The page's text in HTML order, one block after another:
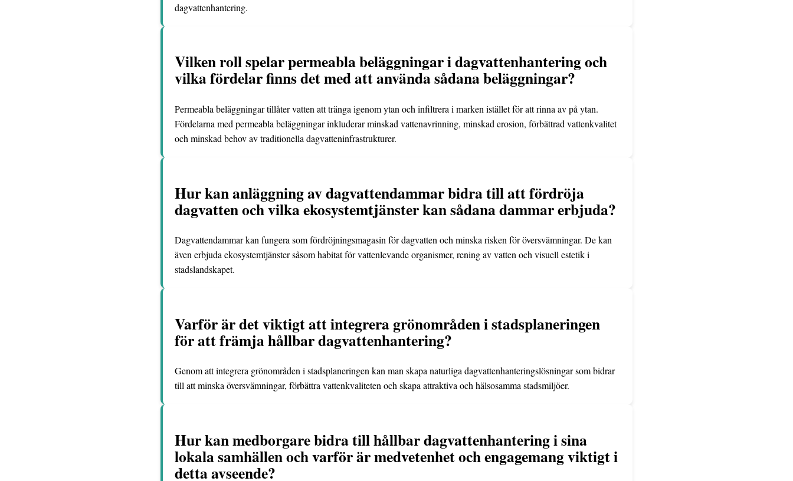
dagvattenhantering.
Vilken roll spelar permeabla beläggningar i dagvattenhantering och
vilka fördelar finns det med att använda sådana beläggningar?
Permeabla beläggningar tillåter vatten att tränga igenom ytan och infiltrera i marken istället för att rinna av på ytan.
Fördelarna med permeabla beläggningar inkluderar minskad vattenavrinning, minskad erosion, förbättrad vattenkvalitet
och minskad behov av traditionella dagvatteninfrastrukturer.
Hur kan anläggning av dagvattendammar bidra till att fördröja
dagvatten och vilka ekosystemtjänster kan sådana dammar erbjuda?
Dagvattendammar kan fungera som fördröjningsmagasin för dagvatten och minska risken för översvämningar. De kan
även erbjuda ekosystemtjänster såsom habitat för vattenlevande organismer, rening av vatten och visuell estetik i
stadslandskapet.
Varför är det viktigt att integrera grönområden i stadsplaneringen
för att främja hållbar dagvattenhantering?
Genom att integrera grönområden i stadsplaneringen kan man skapa naturliga dagvattenhanteringslösningar som bidrar
till att minska översvämningar, förbättra vattenkvaliteten och skapa attraktiva och hälsosamma stadsmiljöer.
Hur kan medborgare bidra till hållbar dagvattenhantering i sina
lokala samhällen och varför är medvetenhet och engagemang viktigt i
detta avseende?